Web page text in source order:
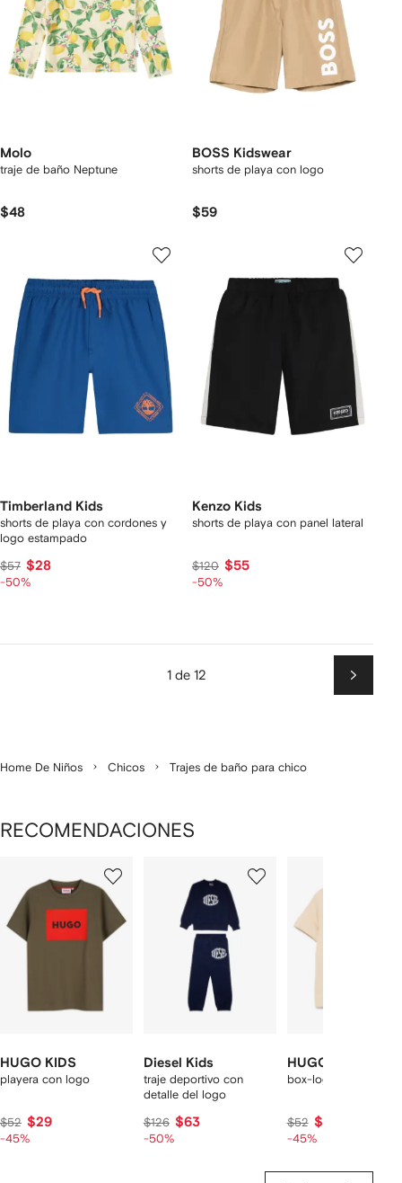
Molo
traje de baño Neptune
$48
BOSS Kidswear
shorts de playa con logo
$59
Timberland Kids
shorts de playa con cordones y
logo estampado
$57 $28
-50%
Kenzo Kids
shorts de playa con panel lateral
$120 $55
-50%
1 de 12
Home De Niños Chicos Trajes de baño para chico
RECOMENDACIONES
HUGO KIDS
playera con logo
$52 $29
-45%
Diesel Kids
traje deportivo con
detalle del logo
$126 $63
-50%
HUGO KIDS
box-logo cotton T-
$52 $29
-45%